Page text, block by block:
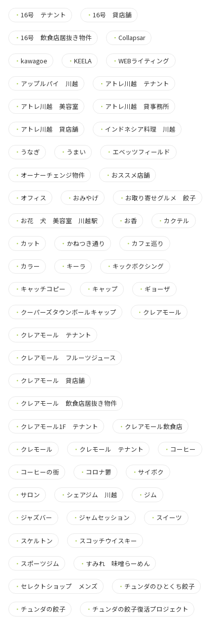
・ 16号 テナント ・16号 貸店舗
・ 16号 飲食店居抜き物件 ・Collapsar
・ kawagoe ・KEELA ・WEBライティング
・ アップルパイ 川越 ・ アトレ川越 テナント
・ アトレ川越 美容室 ・ アトレ川越 貸事務所
・ アトレ川越 貸店舗 ・ インドネシア料理 川越
・ うなぎ ・ うまい ・ エベッツフィールド
・ オーナーチェンジ物件 ・ おススメ店舗
・ オフィス ・ おみやげ ・ お取り寄せグルメ 餃子
・ お花 犬 美容室 川越駅 ・ お香 ・ カクテル
・ カット ・ かねつき通り ・ カフェ巡り
・ カラー ・ キーラ ・ キックボクシング
・ キャッチコピー ・ キャップ ・ ギョーザ
・ クーパーズタウンボールキャップ ・ クレアモール
・ クレアモール テナント
・ クレアモール フルーツジュース
・ クレアモール 貸店舗
・ クレアモール 飲食店居抜き物件
・ クレアモール1F テナント ・ クレアモール飲食店
・ クレモール ・ クレモール テナント ・ コーヒー
・ コーヒーの街 ・ コロナ鬱 ・サイボク
・ サロン ・ シェアジム 川越 ・ ジム
・ ジャズバー ・ ジャムセッション ・ スイーツ
・ スケルトン ・ スコッチウイスキー
・ スポーツジム ・ すみれ 味噌らーめん
・ セレクトショップ メンズ ・ チュンダのひとくち餃子
・ チュンダの餃子 ・ チュンダの餃子復活プロジェクト